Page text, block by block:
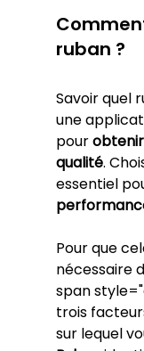
ruban ?
Savoir quel
une
pour
qualité.
essentiel
Pour que
nécessaire
span
trois
sur lequel